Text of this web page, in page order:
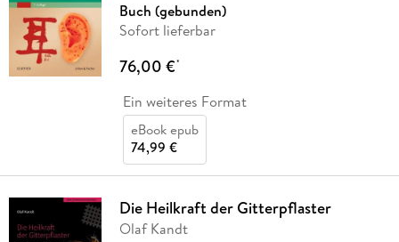
Buch (gebunden)
Sofort lieferbar
76,00 €*
Ein weiteres Format
eBook epub
74,99 €
Die Heilkraft der Gitterpflaster
Olaf Kandt